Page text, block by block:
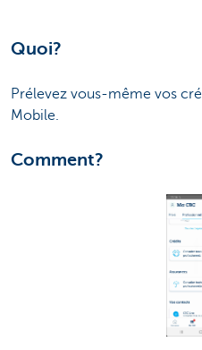
Quoi?
Prélevez vous-même vos
Mobile.
Comment?